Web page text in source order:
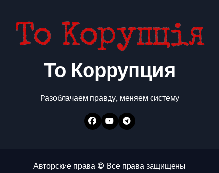
То Коррупция
Разоблачаем правду, меняем систему
Авторские права © Все права защищены